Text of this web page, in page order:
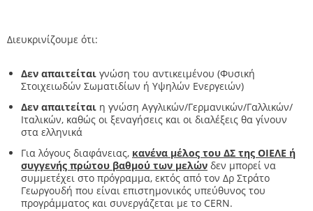
Διευκρινίζουμε ότι:
Δεν απαιτείται γνώση του αντικειμένου (Φυσική
Στοιχειωδών Σωματιδίων ή Υψηλών Ενεργειών)
Δεν απαιτείται η γνώση Αγγλικών/Γερμανικών/Γαλλικών/
Ιταλικών, καθώς οι ξεναγήσεις και οι διαλέξεις θα γίνουν
στα ελληνικά
Για λόγους διαφάνειας, κανένα μέλος του ΔΣ της ΟΙΕΛΕ ή
συγγενής πρώτου βαθμού των μελών δεν μπορεί να
συμμετέχει στο πρόγραμμα, εκτός από τον Δρ Στράτο
Γεωργουδή που είναι επιστημονικός υπεύθυνος του
προγράμματος και συνεργάζεται με το CERN.